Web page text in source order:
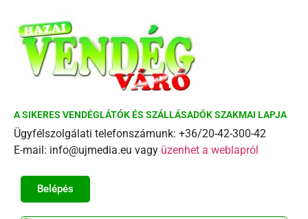
A SIKERES VENDÉGLÁTÓK ÉS SZÁLLÁSADÓK SZAKMAI LAPJA
Ügyfélszolgálati telefonszámunk: +36/20-42-300-42
E-mail: info@ujmedia.eu vagy üzenhet a weblapról
Belépés